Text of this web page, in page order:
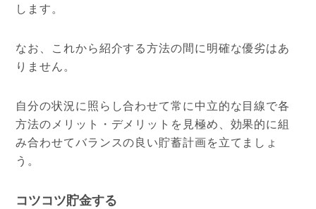
します。
なお、これから紹介する方法の間に明確な優劣はあ
りません。
自分の状況に照らし合わせて常に中立的な目線で各
方法のメリット・デメリットを見極め、効果的に組
み合わせてバランスの良い貯蓄計画を立てましょ
う。
コツコツ貯金する